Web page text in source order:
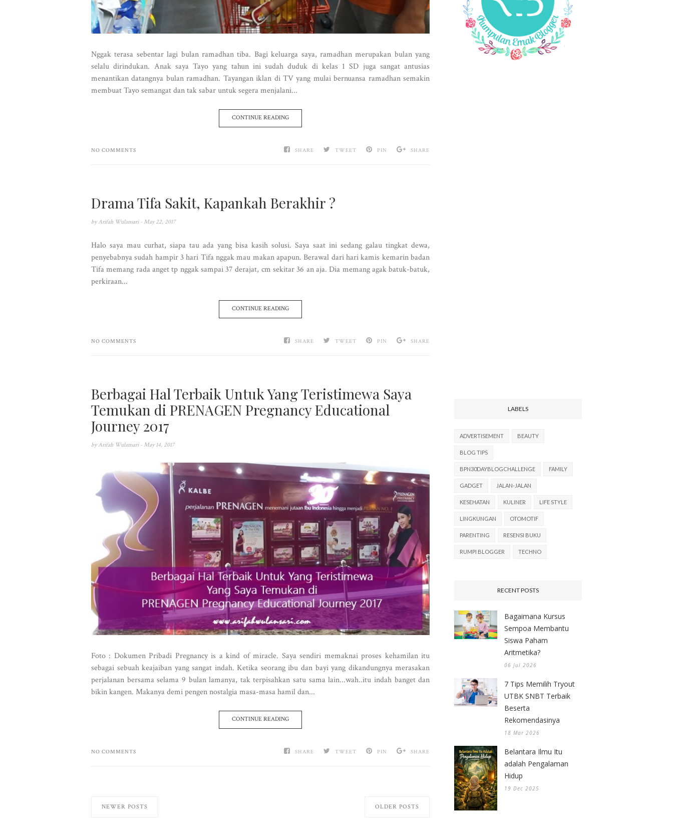
Nggak terasa sebentar lagi bulan ramadhan tiba. Bagi keluarga saya, ramadhan merupakan bulan yang
selalu dirindukan. Anak saya Tayo yang tahun ini sudah duduk di kelas 1 SD juga sangat antusias
menantikan datangnya bulan ramadhan. Tayangan iklan di TV yang mulai bernuansa ramadhan semakin
membuat Tayo semangat dan tak sabar untuk segera menjalani...
CONTINUE READING
SHARE TWEET PIN SHARE
NO COMMENTS
Drama Tifa Sakit, Kapankah Berakhir ?
by Arifah Wulansari - May 22, 2017
Halo saya mau curhat, siapa tau ada yang bisa kasih solusi. Saya saat ini sedang galau tingkat dewa,
penyebabnya sudah hampir 3 hari Tifa nggak mau makan apapun. Berawal dari hari kamis kemarin badan
Tifa memang rada anget tp nggak sampai 37 derajat, cm sekitar 36 an aja. Dia memang agak batuk-batuk,
perkiraan...
CONTINUE READING
SHARE TWEET PIN SHARE
NO COMMENTS
Berbagai Hal Terbaik Untuk Yang Teristimewa Saya
Temukan di PRENAGEN Pregnancy Educational
Journey 2017
by Arifah Wulansari - May 14, 2017
Foto : Dokumen Pribadi Pregnancy is a kind of miracle. Saya sendiri memaknai proses kehamilan itu
sebagai sebuah keajaiban yang sangat indah. Ketika seorang ibu dan bayi yang dikandungnya merasakan
perjalanan bersama selama 9 bulan lamanya, tak terpisahkan satu sama lain...wah..itu indah banget dan
bikin kangen. Makanya demi pengen nostalgia masa-masa hamil dan...
CONTINUE READING
SHARE TWEET PIN SHARE
NO COMMENTS
NEWER POSTS OLDER POSTS
LABELS
ADVERTISEMENT BEAUTY
BLOG TIPS
BPN30DAYBLOGCHALLENGE FAMILY
GADGET JALAN-JALAN
KESEHATAN KULINER LIFE STYLE
LINGKUNGAN OTOMOTIF
PARENTING RESENSI BUKU
RUMPI BLOGGER TECHNO
RECENT POSTS
Bagaimana Kursus
Sempoa Membantu
Siswa Paham
Aritmetika?
06 Jul 2026
7 Tips Memilih Tryout
UTBK SNBT Terbaik
Beserta
Rekomendasinya
18 Mar 2026
Belantara Ilmu Itu
adalah Pengalaman
Hidup
19 Dec 2025